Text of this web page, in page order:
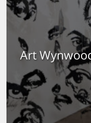
Art